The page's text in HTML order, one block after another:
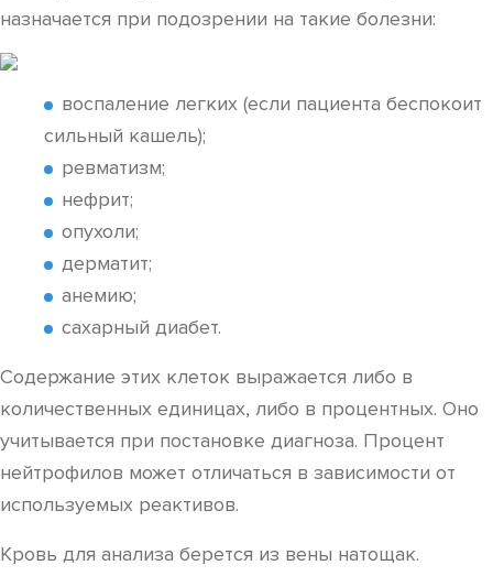
назначается при подозрении на такие болезни:
воспаление легких (если пациента беспокоит
сильный кашель);
ревматизм;
нефрит;
опухоли;
дерматит;
анемию;
сахарный диабет.
Содержание этих клеток выражается либо в
количественных единицах, либо в процентных. Оно
учитывается при постановке диагноза. Процент
нейтрофилов может отличаться в зависимости от
используемых реактивов.
Кровь для анализа берется из вены натощак.